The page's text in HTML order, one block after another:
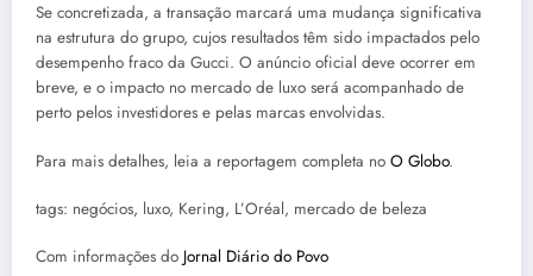
Se concretizada, a transação marcará uma mudança significativa
na estrutura do grupo, cujos resultados têm sido impactados pelo
desempenho fraco da Gucci. O anúncio oficial deve ocorrer em
breve, e o impacto no mercado de luxo será acompanhado de
perto pelos investidores e pelas marcas envolvidas.
Para mais detalhes, leia a reportagem completa no O Globo.
tags: negócios, luxo, Kering, L’Oréal, mercado de beleza
Com informações do Jornal Diário do Povo